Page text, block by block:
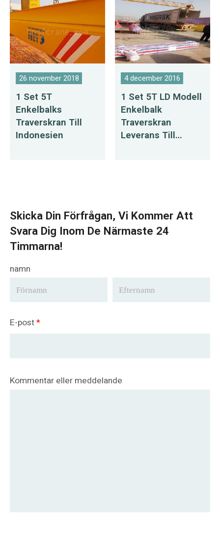
26 november 2018
1 Set 5T
Enkelbalks
Traverskran Till
Indonesien
4 december 2016
1 Set 5T LD Modell
Enkelbalk
Traverskran
Leverans Till
Skicka Din Förfrågan, Vi Kommer Att
Svara Dig Inom De Närmaste 24
Timmarna!
namn
E-post*
Kommentar eller meddelande